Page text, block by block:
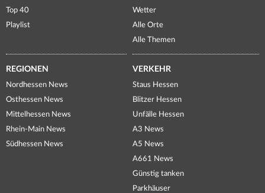
Top 40
Playlist
Wetter
Alle Orte
Alle Themen
REGIONEN
Nordhessen News
Osthessen News
Mittelhessen News
Rhein-Main News
Südhessen News
VERKEHR
Staus Hessen
Blitzer Hessen
Unfälle Hessen
A3 News
A5 News
A661 News
Günstig tanken
Parkhäuser